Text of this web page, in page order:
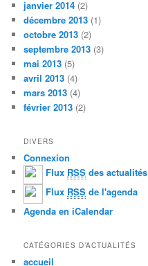
janvier 2014 (2)
décembre 2013 (1)
octobre 2013 (2)
septembre 2013 (3)
mai 2013 (5)
avril 2013 (4)
mars 2013 (4)
février 2013 (2)
DIVERS
Connexion
Flux RSS des actualités
Flux RSS de l'agenda
Agenda en iCalendar
CATÉGORIES D’ACTUALITÉS
accueil